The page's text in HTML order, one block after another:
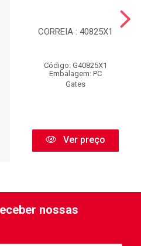
CORREIA : 40825X1
Código: G40825X1
Embalagem: PC
Gates
Ver preço
nossas